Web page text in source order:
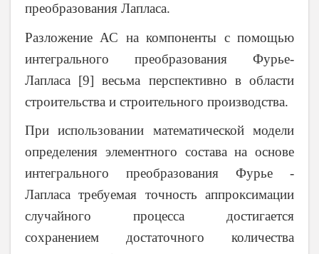
преобразования Лапласа.
Разложение АС на компоненты с помощью
интегрального преобразования Фурье-
Лапласа [9] весьма перспективно в области
строительства и строительного производства.
При использовании математической модели
определения элементного состава на основе
интегрального преобразования Фурье -
Лапласа требуемая точность аппроксимации
случайного процесса достигается
сохранением достаточного количества